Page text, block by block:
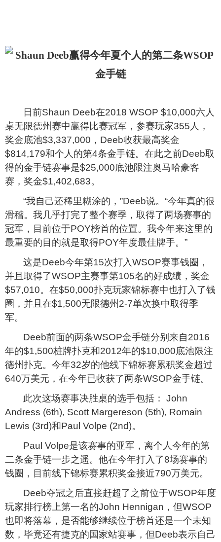
日前Shaun Deeb在2018 WSOP $10,000六人
桌无限德州赛中赢得比赛冠军，参赛玩家355人，
奖金底池$3,337,000，Deeb收获最高奖金
$814,179和个人的第4条金手链。在此之前Deeb取
得的金手链赛事是$25,000底池限注奥马哈豪客
赛，奖金$1,402,683。
“我自己还稀里糊涂的，”Deeb说。“今年真的很
滑稽。我几乎打完了整个赛季，取得了两场赛事的
冠军，目前位于POY榜首的位置。我今年来这里的
最重要的目的就是取得POY年度最佳牌手。”
这是Deeb今年第15次打入WSOP赛事钱圈，
并且取得了WSOP主赛事第105名的好成绩，奖金
$57,010。在$50,000扑克玩家锦标赛中也打入了钱
圈，并且在$1,500无限德州2-7单次换中取得季
军。
Deeb前面的两条WSOP金手链分别来自2016
年的$1,500桩牌扑克和2012年的$10,000底池限注
德州扑克。今年32岁的他线下锦标赛累积奖金超过
640万美元，在今年已收获了两条WSOP金手链。
此次这场赛事决胜桌的选手包括： John
Andress (6th), Scott Margereson (5th), Romain
Lewis (3rd)和Paul Volpe (2nd)。
Paul Volpe是该赛事的亚军，离个人今年的第
二条金手链一步之遥。他在今年打入了8场赛事的
钱圈，目前线下锦标赛累积奖金接近790万美元。
Deeb夺冠之后直接赶超了之前位于WSOP年度
玩家排行榜上第一名的John Hennigan ，但WSOP
也即将落幕，是否能够继续位于榜首还是一个未知
数，毕竟还有捷克的国家站赛事，但Deeb表示自己